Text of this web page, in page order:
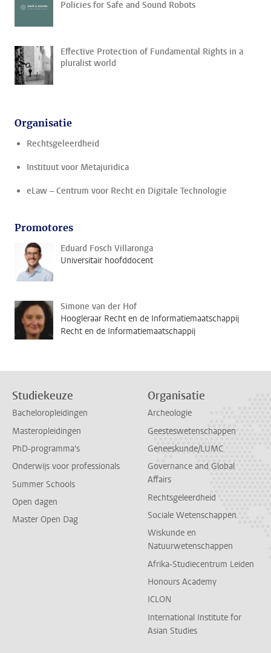
Policies for Safe and Sound Robots
Effective Protection of Fundamental Rights in a
pluralist world
Organisatie
Rechtsgeleerdheid
Instituut voor Metajuridica
eLaw – Centrum voor Recht en Digitale Technologie
Promotores
Eduard Fosch Villaronga
Universitair hoofddocent
Simone van der Hof
Hoogleraar Recht en de Informatiemaatschappij
Recht en de Informatiemaatschappij
Studiekeuze
Bacheloropleidingen
Masteropleidingen
PhD-programma's
Onderwijs voor professionals
Summer Schools
Open dagen
Master Open Dag
Organisatie
Archeologie
Geesteswetenschappen
Geneeskunde/LUMC
Governance and Global
Affairs
Rechtsgeleerdheid
Sociale Wetenschappen
Wiskunde en
Natuurwetenschappen
Afrika-Studiecentrum Leiden
Honours Academy
ICLON
International Institute for
Asian Studies